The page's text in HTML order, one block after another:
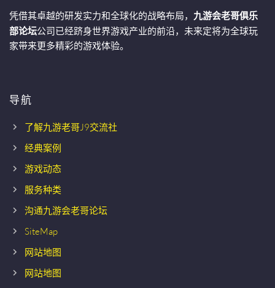
凭借其卓越的研发实力和全球化的战略布局， 九游会老哥俱乐
部论坛公司已经跻身世界游戏产业的前沿，未来定将为全球玩
家带来更多精彩的游戏体验。
导航
了解九游老哥J9交流社
经典案例
游戏动态
服务种类
沟通九游会老哥论坛
SiteMap
网站地图
网站地图